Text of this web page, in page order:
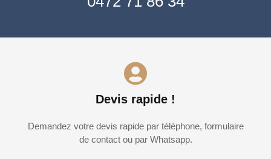
Devis rapide !
Demandez votre devis rapide par téléphone, formulaire
de contact ou par Whatsapp.